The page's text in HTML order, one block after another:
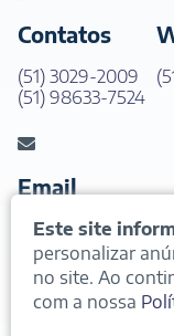
Contatos
(51) 3029-2009
(51) 98633-7524
Email
Este site
personalizar
no site. Ao
com a nossa